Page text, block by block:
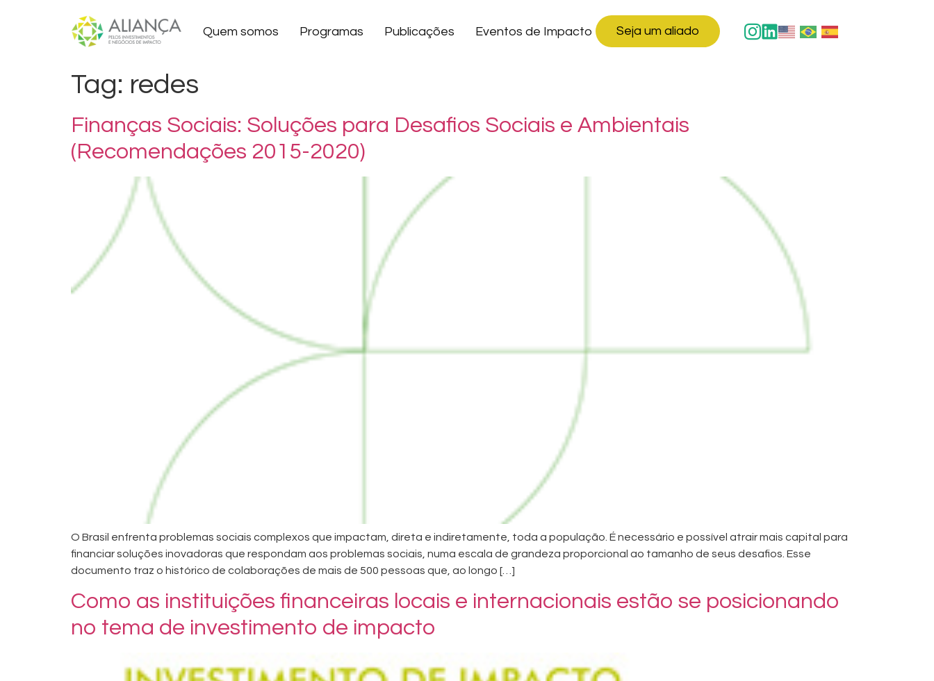
Quem somos Programas Publicações Eventos de Impacto Seja um aliado
Tag: redes
Finanças Sociais: Soluções para Desafios Sociais e Ambientais
(Recomendações 2015-2020)
O Brasil enfrenta problemas sociais complexos que impactam, direta e indiretamente, toda a população. É necessário e possível atrair mais capital para
financiar soluções inovadoras que respondam aos problemas sociais, numa escala de grandeza proporcional ao tamanho de seus desafios. Esse
documento traz o histórico de colaborações de mais de 500 pessoas que, ao longo […]
Como as instituições financeiras locais e internacionais estão se posicionando
no tema de investimento de impacto